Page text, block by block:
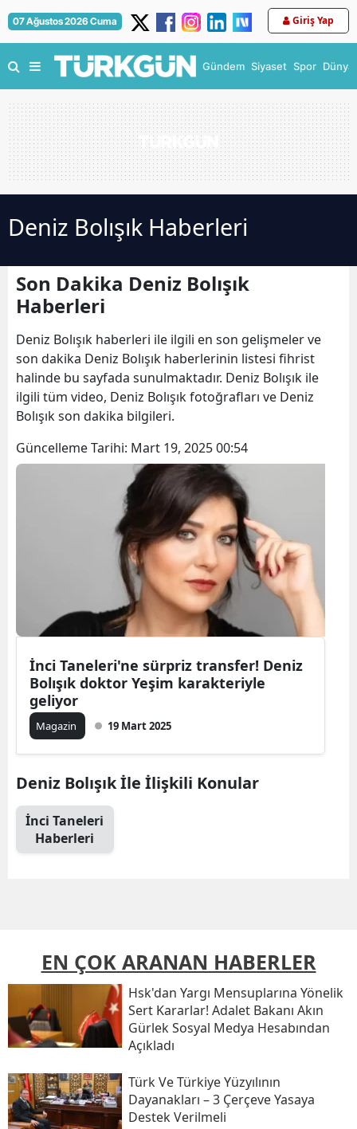
07 Ağustos 2026 Cuma Giriş Yap
Gündem Siyaset Spor Dünya
Deniz Bolışık Haberleri
Son Dakika Deniz Bolışık
Haberleri
Deniz Bolışık haberleri ile ilgili en son gelişmeler ve
son dakika Deniz Bolışık haberlerinin listesi fihrist
halinde bu sayfada sunulmaktadır. Deniz Bolışık ile
ilgili tüm video, Deniz Bolışık fotoğrafları ve Deniz
Bolışık son dakika bilgileri.
Güncelleme Tarihi: Mart 19, 2025 00:54
İnci Taneleri'ne sürpriz transfer! Deniz
Bolışık doktor Yeşim karakteriyle
geliyor
Magazin 19 Mart 2025
Deniz Bolışık İle İlişkili Konular
İnci Taneleri
Haberleri
EN ÇOK ARANAN HABERLER
Hsk'dan Yargı Mensuplarına Yönelik
Sert Kararlar! Adalet Bakanı Akın
Gürlek Sosyal Medya Hesabından
Açıkladı
Türk Ve Türkiye Yüzyılının
Dayanakları – 3 Çerçeve Yasaya
Destek Verilmeli